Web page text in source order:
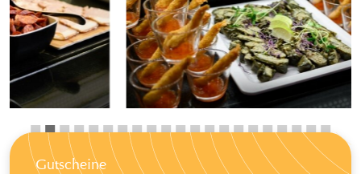
Gutscheine